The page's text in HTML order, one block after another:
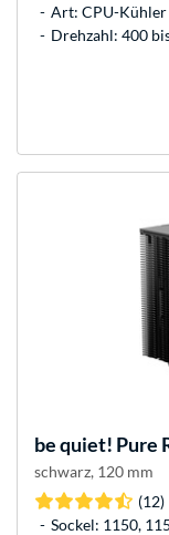
Art: CPU-
Drehzahl: 400
be quiet! Pure
schwarz, 120 mm
(12)
Sockel: 1150,